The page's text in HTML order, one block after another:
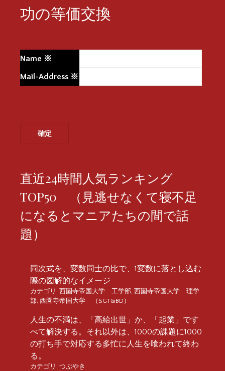
功の等価交換
Name ※
Mail-Address ※
直近24時間人気ランキング
TOP50 （見逃せなくて寝不足
になるとマニアたちの間で話
題）
同次式を、変数同士の比で、1変数に落とし込む
際の図解的なイメージ
カテゴリ: 西園寺帝国大学 工学部, 西園寺帝国大学 理学
部, 西園寺帝国大学 （SGT&BD）
人生の不満は、「高給出世」か、「起業」です
べて解決する。それ以外は、1000の課題に1000
の打ち手で対応する多忙に人生を喰われて終わ
る。
カテゴリ: つぶやき